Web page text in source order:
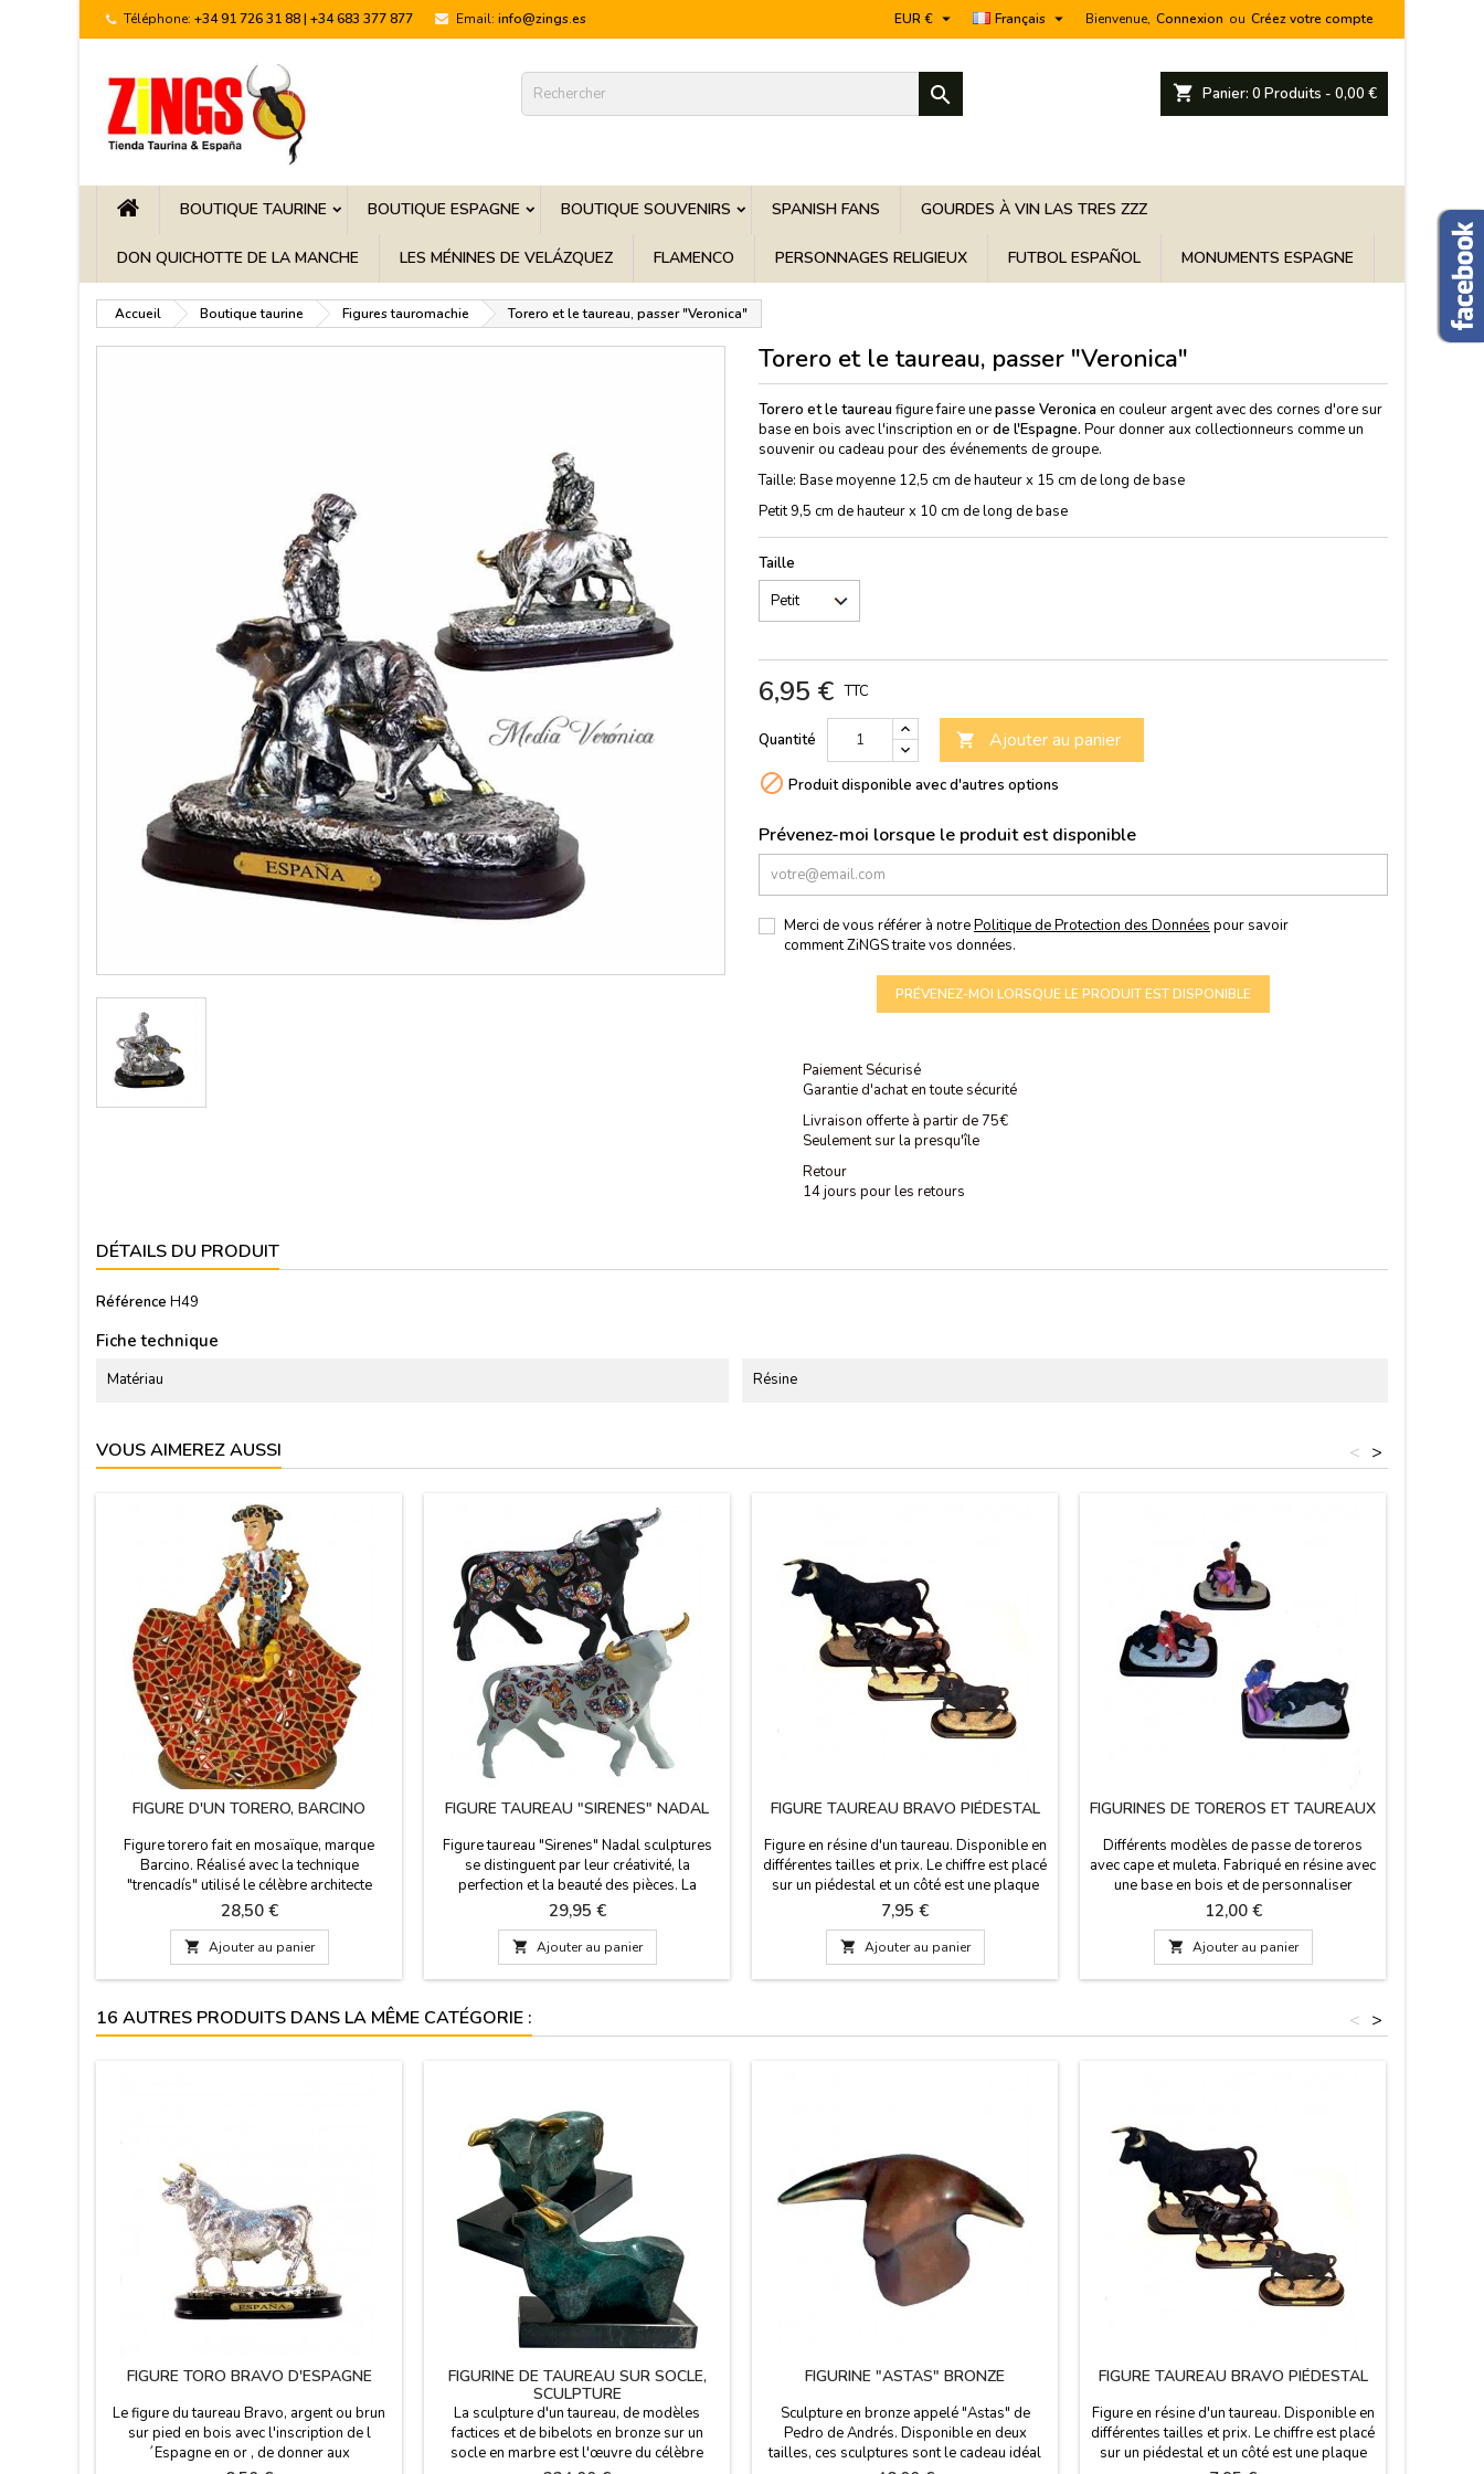
Téléphone: +34 91 726 31 88 | +34 683 377 877 Email: info@zings.es Bienvenue, Connexion ou Créez votre compte
Français 
EUR € 
shopping_cart Panier: 0 Produits - 0,00 €

BOUTIQUE TAURINE BOUTIQUE ESPAGNE BOUTIQUE SOUVENIRS SPANISH FANS GOURDES À VIN LAS TRES ZZZ
DON QUICHOTTE DE LA MANCHE LES MÉNINES DE VELÁZQUEZ FLAMENCO PERSONNAGES RELIGIEUX FUTBOL ESPAÑOL MONUMENTS ESPAGNE
Accueil Boutique taurine Figures tauromachie Torero et le taureau, passer "Veronica"
Torero et le taureau, passer "Veronica"
Torero et le taureau figure faire unepasse Veronica en couleur argent avec des cornes d'ore sur
base en bois avec l'inscription en orde l'Espagne. Pour donner aux collectionneurs comme un
souvenir ou cadeau pour des événements de groupe.
Taille: Base moyenne 12,5 cm de hauteur x 15 cm de long de base
Petit 9,5 cm de hauteur x 10 cm de long de base
Taille
6,95 € TTC
Quantité  Ajouter au panier
 Produit disponible avec d'autres options
Prévenez-moi lorsque le produit est disponible
Merci de vous référer à notrePolitique de Protection des Données pour savoir
comment ZiNGS traite vos données.
PRÉVENEZ-MOI LORSQUE LE PRODUIT EST DISPONIBLE
Paiement Sécurisé
Garantie d'achat en toute sécurité
Livraison offerte à partir de 75€
Seulement sur la presqu'île
Retour
14 jours pour les retours
DÉTAILS DU PRODUIT
Référence H49
Fiche technique
Matériau Résine
VOUS AIMEREZ AUSSI >
<
FIGURE D'UN TORERO, BARCINO
Figure torero fait en mosaïque, marque
Barcino. Réalisé avec la technique
"trencadís" utilisé le célèbre architecte
catalan Antonio Gaudí et peint à la main.
Idéal pour les collectionneurs et comme
décoration. Dans une boîte cadeau
transparente. Taille: 11 cm.
Prix
28,50 €
 Ajouter au panier
FIGURE TAUREAU "SIRENES" NADAL
Figure taureau "Sirenes" Nadal sculptures
se distinguent par leur créativité, la
perfection et la beauté des pièces. La
plupart des figures est portée limitée
(marqué avec le numéro de série). Ces
taureaux sont disponibles en blanc aux
cornes d'or ou noires aux cornes d'argent,
rouge avec des cornes d'argent.Large: 14
cm (hauteur) x 19 cm (longueur)Petit...
Prix
29,95 €
 Ajouter au panier
FIGURE TAUREAU BRAVO PIÉDESTAL
Figure en résine d'un taureau. Disponible en
différentes tailles et prix. Le chiffre est placé
sur un piédestal et un côté est une plaque
qui dit "España". Souvenir idéal de notre
pays ou gagnant du concours.Dimensions: -
Petit: 12 x 5 cm (hauteur 10 cm) - Medium:
15 x 6 cm (hauteur 12 cm) - Large: 20 x 7
cm (hauteur 16 cm) - Très grand: 30 x 11
Prix
7,95 €
 Ajouter au panier
FIGURINES DE TOREROS ET TAUREAUX
Différents modèles de passe de toreros
avec cape et muleta. Fabriqué en résine avec
une base en bois et de personnaliser
comme cadeau d'entreprise. La base
mesure 15 x 7,5 cm et 11 cm de
personnalités de haut. Maintenant, nous
avons trois modèles.
Prix
12,00 €
 Ajouter au panier
16 AUTRES PRODUITS DANS LA MÊME CATÉGORIE : >
<
FIGURE TORO BRAVO D'ESPAGNE
Le figure du taureau Bravo, argent ou brun
sur pied en bois avec l'inscription de l
´Espagne en or , de donner aux
FIGURINE DE TAUREAU SUR SOCLE,
SCULPTURE
La sculpture d'un taureau, de modèles
factices et de bibelots en bronze sur un
socle en marbre est l'œuvre du célèbre
FIGURINE "ASTAS" BRONZE
Sculpture en bronze appelé "Astas" de
Pedro de Andrés. Disponible en deux
tailles, ces sculptures sont le cadeau idéal
FIGURE TAUREAU BRAVO PIÉDESTAL
Figure en résine d'un taureau. Disponible en
différentes tailles et prix. Le chiffre est placé
sur un piédestal et un côté est une plaque